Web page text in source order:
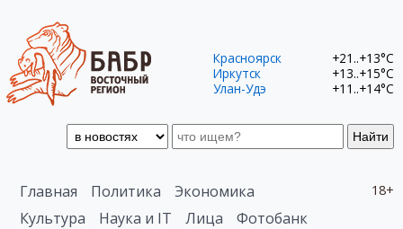
Найти
Красноярск
+21..+13°C
Иркутск
+13..+15°C
Улан-Удэ
+11..+14°C
18+
Главная Политика
Экономика
Культура
Наука и IT Лица
Фотобанк